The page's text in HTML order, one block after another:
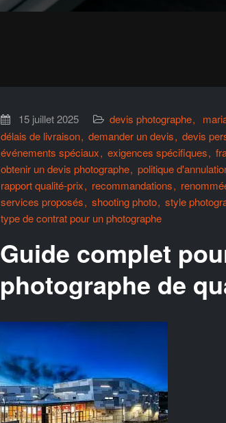
15 juillet 2025 devis photographe
délais de livraison demander un devis devis
événements spéciaux
exigences spécifiques
obtenir un devis photographe politique
rapport qualité-prix
recommandations
services proposés
shooting photo style
type de contrat pour un photographe
Guide complet
photographe de